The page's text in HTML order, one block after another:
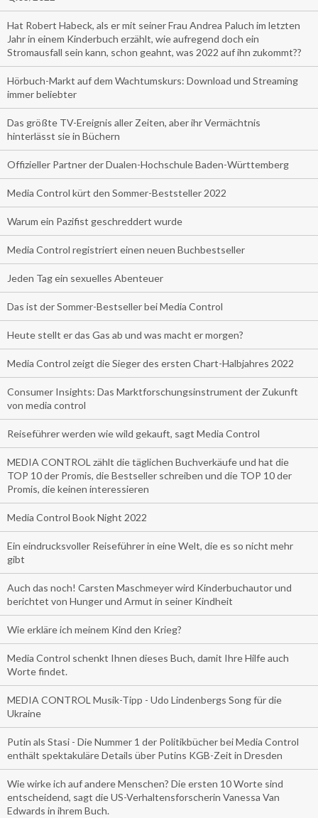
Hat Robert Habeck, als er mit seiner Frau Andrea Paluch im letzten
Jahr in einem Kinderbuch erzählt, wie aufregend doch ein
Stromausfall sein kann, schon geahnt, was 2022 auf ihn zukommt??
Hörbuch-Markt auf dem Wachtumskurs: Download und Streaming
immer beliebter
Das größte TV-Ereignis aller Zeiten, aber ihr Vermächtnis
hinterlässt sie in Büchern
Offizieller Partner der Dualen-Hochschule Baden-Württemberg
Media Control kürt den Sommer-Beststeller 2022
Warum ein Pazifist geschreddert wurde
Media Control registriert einen neuen Buchbestseller
Jeden Tag ein sexuelles Abenteuer
Das ist der Sommer-Bestseller bei Media Control
Heute stellt er das Gas ab und was macht er morgen?
Media Control zeigt die Sieger des ersten Chart-Halbjahres 2022
Consumer Insights: Das Marktforschungsinstrument der Zukunft
von media control
Reiseführer werden wie wild gekauft, sagt Media Control
MEDIA CONTROL zählt die täglichen Buchverkäufe und hat die
TOP 10 der Promis, die Bestseller schreiben und die TOP 10 der
Promis, die keinen interessieren
Media Control Book Night 2022
Ein eindrucksvoller Reiseführer in eine Welt, die es so nicht mehr
gibt
Auch das noch! Carsten Maschmeyer wird Kinderbuchautor und
berichtet von Hunger und Armut in seiner Kindheit
Wie erkläre ich meinem Kind den Krieg?
Media Control schenkt Ihnen dieses Buch, damit Ihre Hilfe auch
Worte findet.
MEDIA CONTROL Musik-Tipp - Udo Lindenbergs Song für die
Ukraine
Putin als Stasi - Die Nummer 1 der Politikbücher bei Media Control
enthält spektakuläre Details über Putins KGB-Zeit in Dresden
Wie wirke ich auf andere Menschen? Die ersten 10 Worte sind
entscheidend, sagt die US-Verhaltensforscherin Vanessa Van
Edwards in ihrem Buch.